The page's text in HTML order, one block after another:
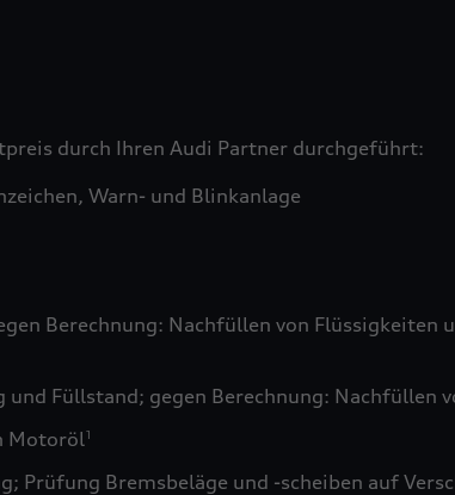
durch Ihren Audi Partner durchgeführt:
Warn- und Blinkanlage
Berechnung: Nachfüllen von Flüssigkeiten
Füllstand; gegen Berechnung: Nachfüllen
Motoröl1
Prüfung Bremsbeläge und -scheiben auf